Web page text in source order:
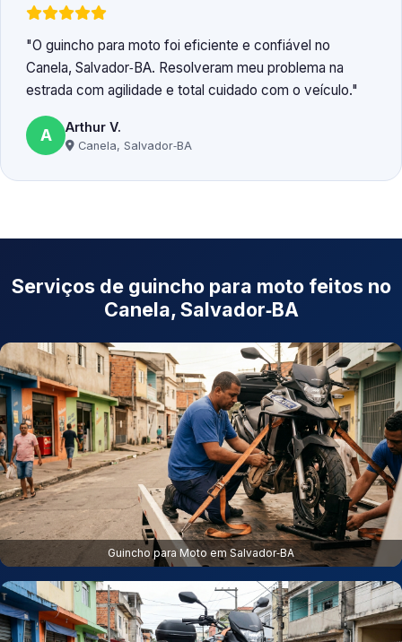
O guincho para moto foi eficiente e confiável no
Canela, Salvador‑BA. Resolveram meu problema na
estrada com agilidade e total cuidado com o veículo.
A Arthur V.
Canela, Salvador‑BA
Serviços de guincho para moto feitos no
Canela, Salvador‑BA
Guincho para Moto em Salvador‑BA